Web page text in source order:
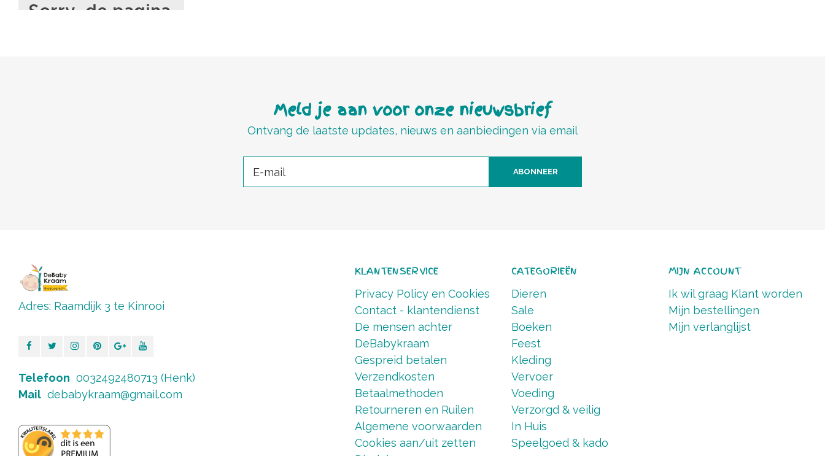
Meld je aan voor onze nieuwsbrief
Ontvang de laatste updates, nieuws en aanbiedingen via email
ABONNEER
Adres: Raamdijk 3 te Kinrooi
Telefoon 0032492480713 (Henk)
Mail debabykraam@gmail.com
KLANTENSERVICE
Privacy Policy en Cookies
Contact - klantendienst
De mensen achter
DeBabykraam
Gespreid betalen
Verzendkosten
Betaalmethoden
Retourneren en Ruilen
Algemene voorwaarden
Cookies aan/uit zetten
CATEGORIEËN
Dieren
Sale
Boeken
Feest
Kleding
Vervoer
Voeding
Verzorgd & veilig
In Huis
Speelgoed & kado
MIJN ACCOUNT
Ik wil graag Klant worden
Mijn bestellingen
Mijn verlanglijst